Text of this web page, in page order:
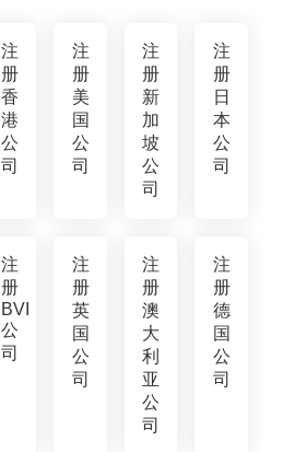
注
册
香
港
公
司
注
册
美
国
公
司
注
册
新
加
坡
公
司
注
册
日
本
公
司
注
册
BVI
公
司
注
册
英
国
公
司
注
册
澳
大
利
亚
公
司
注
册
德
国
公
司